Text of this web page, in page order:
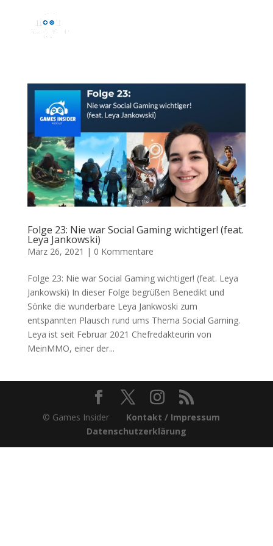
Folge 23: Nie war Social Gaming wichtiger! (feat.
Leya Jankowski)
März 26, 2021 | 0 Kommentare
Folge 23: Nie war Social Gaming wichtiger! (feat. Leya
Jankowski) In dieser Folge begrüßen Benedikt und
Sönke die wunderbare Leya Jankwoski zum
entspannten Plausch rund ums Thema Social Gaming.
Leya ist seit Februar 2021 Chefredakteurin von
MeinMMO, einer der...
© Games Insider Kontakt / Impressum
Datenschutzerklärung